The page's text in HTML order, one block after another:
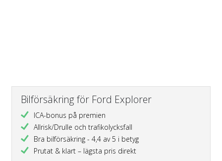
Bilförsäkring för Ford Explorer
ICA-bonus på premien
Allrisk/Drulle och trafikolycksfall
Bra bilförsäkring - 4,4 av 5 i betyg
Prutat & klart – lägsta pris direkt